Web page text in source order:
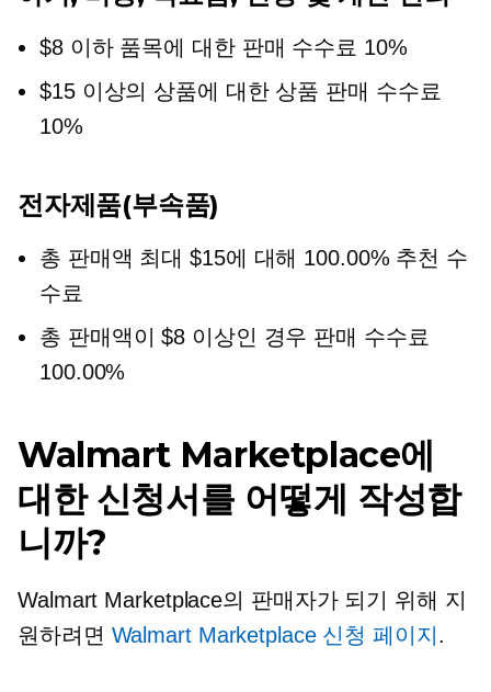
$8 이하 품목에 대한 판매 수수료 10%
$15 이상의 상품에 대한 상품 판매 수수료
10%
전자제품(부속품)
총 판매액 최대 $15에 대해 100.00% 추천 수
수료
총 판매액이 $8 이상인 경우 판매 수수료
100.00%
Walmart Marketplace에
대한 신청서를 어떻게 작성합
니까?
Walmart Marketplace의 판매자가 되기 위해 지
원하려면 Walmart Marketplace 신청 페이지 .